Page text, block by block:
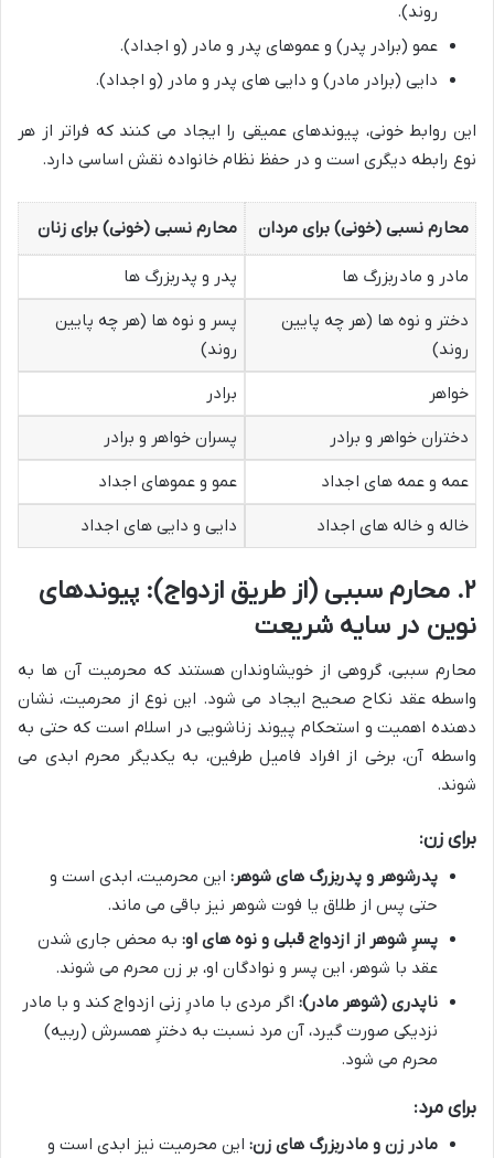
روند).
عمو (برادر پدر) و عموهای پدر و مادر (و اجداد).
دایی (برادر مادر) و دایی های پدر و مادر (و اجداد).
این روابط خونی، پیوندهای عمیقی را ایجاد می کنند که فراتر از هر
نوع رابطه دیگری است و در حفظ نظام خانواده نقش اساسی دارد.
محارم نسبی (خونی) برای مردان محارم نسبی (خونی) برای زنان
مادر و مادربزرگ ها
پدر و پدربزرگ ها
دختر و نوه ها (هر چه پایین
روند)
پسر و نوه ها (هر چه پایین
روند)
خواهر
برادر
دختران خواهر و برادر
پسران خواهر و برادر
عمه و عمه های اجداد
عمو و عموهای اجداد
خاله و خاله های اجداد
دایی و دایی های اجداد
۲. محارم سببی (از طریق ازدواج): پیوندهای
نوین در سایه شریعت
محارم سببی، گروهی از خویشاوندان هستند که محرمیت آن ها به
واسطه عقد نکاح صحیح ایجاد می شود. این نوع از محرمیت، نشان
دهنده اهمیت و استحکام پیوند زناشویی در اسلام است که حتی به
واسطه آن، برخی از افراد فامیل طرفین، به یکدیگر محرم ابدی می
شوند.
برای زن:
پدرشوهر و پدربزرگ های شوهر: این محرمیت، ابدی است و
حتی پس از طلاق یا فوت شوهر نیز باقی می ماند.
پسرِ شوهر از ازدواج قبلی و نوه های او: به محض جاری شدن
عقد با شوهر، این پسر و نوادگان او، بر زن محرم می شوند.
ناپدری (شوهر مادر): اگر مردی با مادرِ زنی ازدواج کند و با مادر
نزدیکی صورت گیرد، آن مرد نسبت به دخترِ همسرش (ربیه)
محرم می شود.
برای مرد:
مادر زن و مادربزرگ های زن: این محرمیت نیز ابدی است و